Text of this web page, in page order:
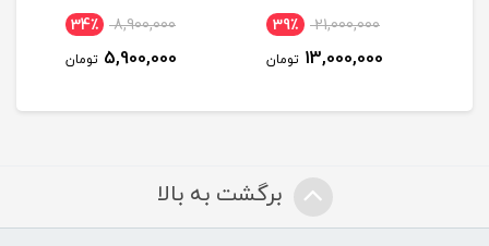
21,000,000 39٪
13,000,000 تومان
8,900,000 34٪
5,900,000 تومان
برگشت به بالا